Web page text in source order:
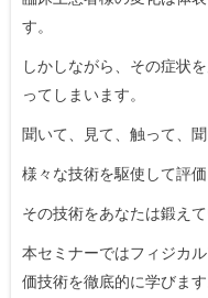
す。
しかしながら、その症状
ってしまいます。
聞いて、見て、触って、
様々な技術を駆使して評
その技術をあなたは鍛え
本セミナーではフィジカ
価技術を徹底的に学びます